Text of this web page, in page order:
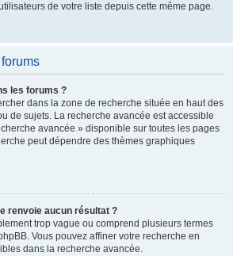
de votre liste depuis cette même page.
les forums ?
dans la zone de recherche située en haut des
de sujets. La recherche avancée est accessible
avancée » disponible sur toutes les pages
peut dépendre des thèmes graphiques
renvoie aucun résultat ?
trop vague ou comprend plusieurs termes
Vous pouvez affiner votre recherche en
dans la recherche avancée.